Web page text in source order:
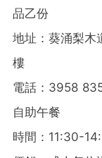
品乙份
地址：葵涌梨木
樓
電話：3958
自助午餐
時間：11:30-